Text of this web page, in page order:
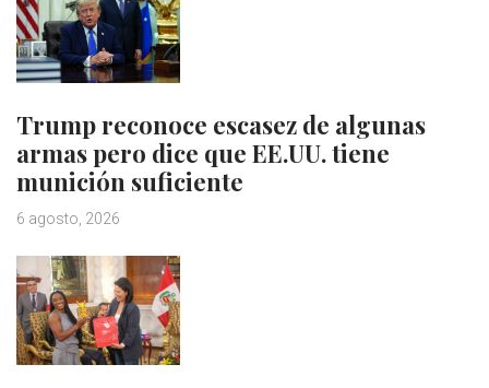
Trump reconoce escasez de algunas
armas pero dice que EE.UU. tiene
munición suficiente
6 agosto, 2026